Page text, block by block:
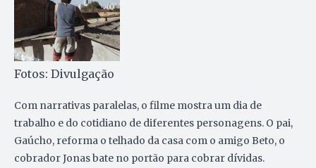
Fotos: Divulgação
Com narrativas paralelas, o filme mostra um dia de
trabalho e do cotidiano de diferentes personagens. O pai,
Gaúcho, reforma o telhado da casa com o amigo Beto, o
cobrador Jonas bate no portão para cobrar dívidas.